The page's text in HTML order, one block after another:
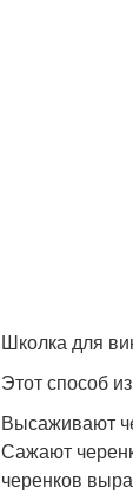
Школка для
Этот способ
Высаживают
Сажают
черенков